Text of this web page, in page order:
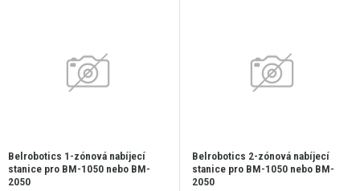
Belrobotics 1-zónová nabíjecí
stanice pro BM-1050 nebo BM-
2050
Belrobotics 2-zónová nabíjecí
stanice pro BM-1050 nebo BM-
2050